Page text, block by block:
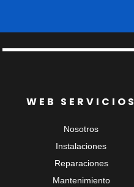
WEB SERVICIOS
Nosotros
Instalaciones
Reparaciones
Mantenimiento